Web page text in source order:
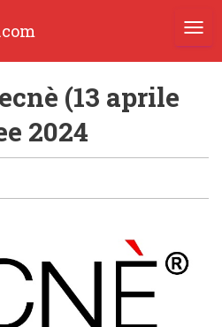
(13 aprile
2024